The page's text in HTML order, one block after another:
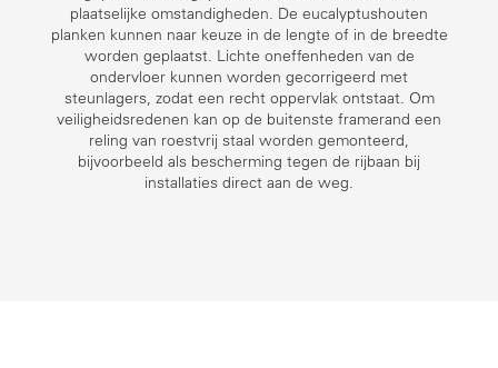
plaatselijke omstandigheden. De eucalyptushouten
planken kunnen naar keuze in de lengte of in de breedte
worden geplaatst. Lichte oneffenheden van de
ondervloer kunnen worden gecorrigeerd met
steunlagers, zodat een recht oppervlak ontstaat. Om
veiligheidsredenen kan op de buitenste framerand een
reling van roestvrij staal worden gemonteerd,
bijvoorbeeld als bescherming tegen de rijbaan bij
installaties direct aan de weg.